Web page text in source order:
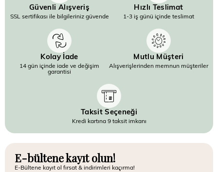
Güvenli Alışveriş
SSL sertifikası ile bilgileriniz güvende
Hızlı Teslimat
1-3 iş günü içinde teslimat
Kolay İade
14 gün içinde iade ve değişim
garantisi
Mutlu Müşteri
Alışverişlerinden memnun müşteriler
Taksit Seçeneği
Kredi kartına 9 taksit imkanı
E-bültene kayıt olun!
E-Bültene kayıt ol fırsat & indirimleri kaçırma!